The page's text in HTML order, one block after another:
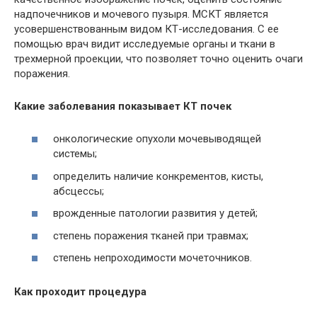
надпочечников и мочевого пузыря. МСКТ является
усовершенствованным видом КТ-исследования. С ее
помощью врач видит исследуемые органы и ткани в
трехмерной проекции, что позволяет точно оценить очаги
поражения.
Какие заболевания показывает КТ почек
онкологические опухоли мочевыводящей
системы;
определить наличие конкрементов, кисты,
абсцессы;
врожденные патологии развития у детей;
степень поражения тканей при травмах;
степень непроходимости мочеточников.
Как проходит процедура